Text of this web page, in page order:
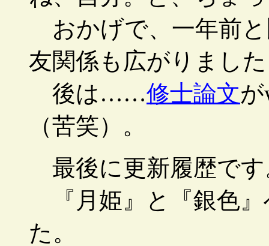
おかげで、一年前
友関係も広がりまし
後は……修士論文
（苦笑）。
最後に更新履歴です
『月姫』と『銀色
た。